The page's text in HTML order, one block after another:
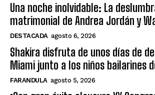
Una noche inolvidable: La
matrimonial de Andrea Jordán y
DESTACADA agosto 6, 2026
Shakira disfruta de unos días de
Miami junto a los niños bailarines
FARANDULA agosto 5, 2026